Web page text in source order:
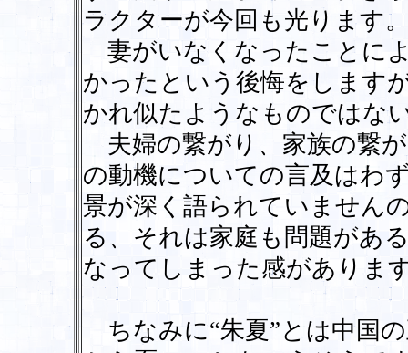
ラクターが今回も光ります
妻がいなくなったことに
かったという後悔をします
かれ似たようなものではな
夫婦の繋がり、家族の繋
の動機についての言及はわ
景が深く語られていません
る、それは家庭も問題があ
なってしまった感がありま
ちなみに“朱夏”とは中国